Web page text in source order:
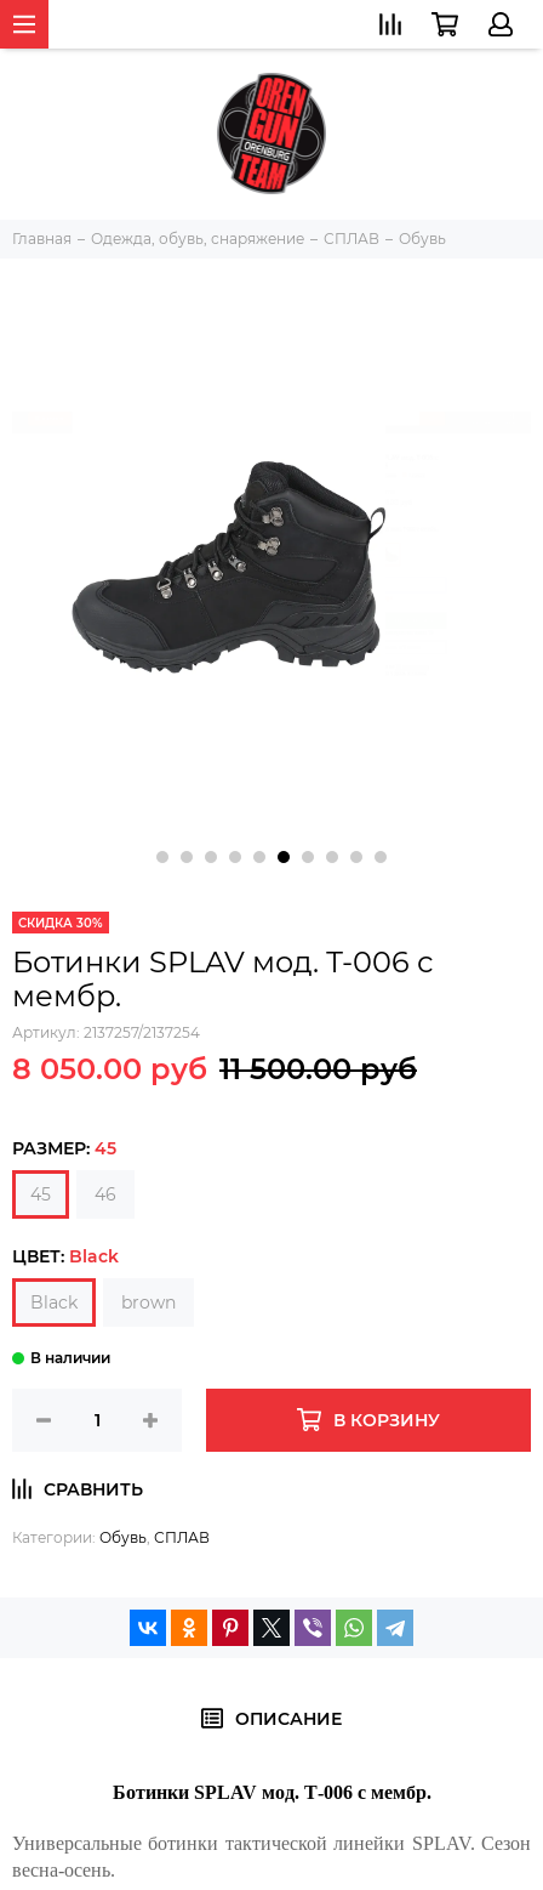
Главная Одежда, обувь, снаряжение СПЛАВ Обувь
СКИДКА 30%
Ботинки SPLAV мод. Т-006 с
мембр.
Артикул: 2137257/2137254
8 050.00 руб 11 500.00 руб
РАЗМЕР: 45
45 46
ЦВЕТ: Black
Black brown
В КОРЗИНУ
Категории: Обувь СПЛАВ
ОПИСАНИЕ
Ботинки SPLAV мод. Т-006 с мембр.
Универсальные ботинки тактической линейки SPLAV. Сезон
весна-осень.